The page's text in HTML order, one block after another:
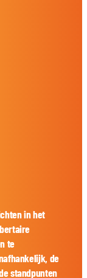
in het
te
de
standpunten